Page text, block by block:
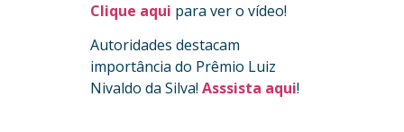
Clique aqui para ver o vídeo!
Autoridades destacam
importância do Prêmio Luiz
Nivaldo da Silva! Asssista aqui!